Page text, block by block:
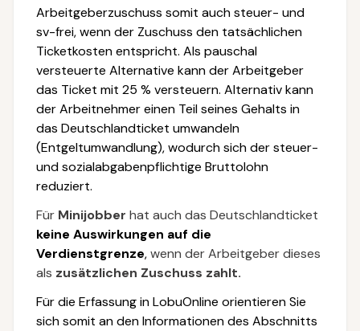
Arbeitgeberzuschuss somit auch steuer- und
sv-frei, wenn der Zuschuss den tatsächlichen
Ticketkosten entspricht. Als pauschal
versteuerte Alternative kann der Arbeitgeber
das Ticket mit 25 % versteuern. Alternativ kann
der Arbeitnehmer einen Teil seines Gehalts in
das Deutschlandticket umwandeln
(Entgeltumwandlung), wodurch sich der steuer-
und sozialabgabenpflichtige Bruttolohn
reduziert.
Für Minijobber hat auch das Deutschlandticket
keine Auswirkungen auf die
Verdienstgrenze,wenn der Arbeitgeber dieses
als zusätzlichen Zuschuss zahlt.
Für die Erfassung in LobuOnline orientieren Sie
sich somit an den Informationen des Abschnitts